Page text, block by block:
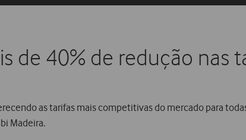
de 40% de redução nas
as tarifas mais competitivas do mercado para
Madeira.